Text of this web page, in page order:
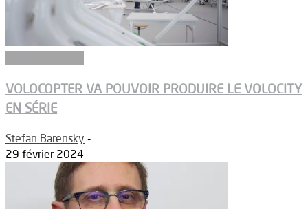
VOLOCOPTER VA POUVOIR PRODUIRE LE VOLOCITY
EN SÉRIE
Stefan Barensky -
29 février 2024